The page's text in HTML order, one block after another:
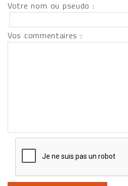
Votre nom ou pseudo :
Vos commentaires :